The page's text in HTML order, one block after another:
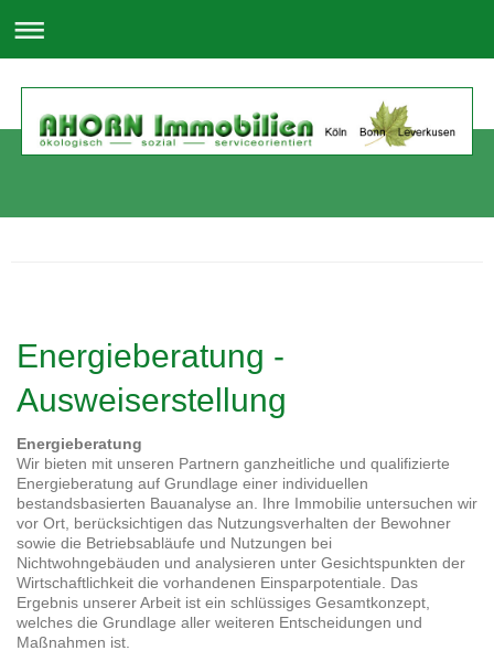
Energieberatung -
Ausweiserstellung
Energieberatung
Wir bieten mit unseren Partnern ganzheitliche und qualifizierte
Energieberatung auf Grundlage einer individuellen
bestandsbasierten Bauanalyse an. Ihre Immobilie untersuchen wir
vor Ort, berücksichtigen das Nutzungsverhalten der Bewohner
sowie die Betriebsabläufe und Nutzungen bei
Nichtwohngebäuden und analysieren unter Gesichtspunkten der
Wirtschaftlichkeit die vorhandenen Einsparpotentiale. Das
Ergebnis unserer Arbeit ist ein schlüssiges Gesamtkonzept,
welches die Grundlage aller weiteren Entscheidungen und
Maßnahmen ist.